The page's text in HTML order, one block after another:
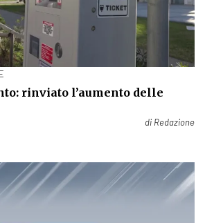
rinviato l’aumento delle
di Redazione